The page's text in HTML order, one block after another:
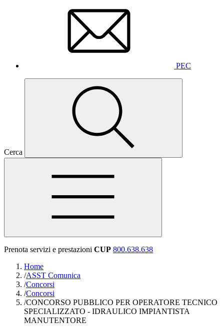
PEC
Cerca
Prenota servizi e prestazioni CUP 800.638.638
Home
/ASST Comunica
/Concorsi
/Concorsi
/CONCORSO PUBBLICO PER OPERATORE TECNICO
SPECIALIZZATO - IDRAULICO IMPIANTISTA
MANUTENTORE